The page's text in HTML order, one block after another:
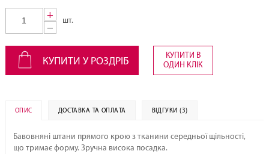
+
−
шт.
КУПИТИ У РОЗДРІБ
КУПИТИ В
ОДИН КЛІК
ОПИС ДОСТАВКА ТА ОПЛАТА ВІДГУКИ (3)
Бавовняні штани прямого крою з тканини середньої щільності,
що тримає форму. Зручна висока посадка.